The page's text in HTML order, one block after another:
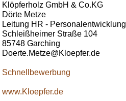
Klöpferholz GmbH & Co.KG
Dörte Metze
Leitung HR -
Schleißheimer Straße 104
85748 Garching
Doerte.Metze@Kloepfer.de
Schnellbewerbung
www.Kloepfer.de